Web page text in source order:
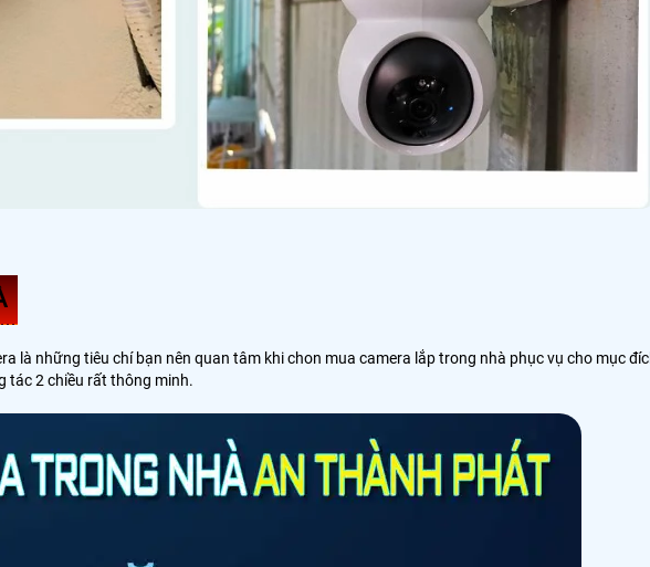
những tiêu chí bạn nên quan tâm khi chon mua camera lắp trong nhà phục vụ cho mục
tác 2 chiều rất thông minh.